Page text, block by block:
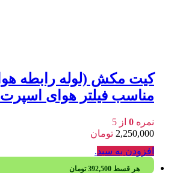
مناسب فیلتر هوای اسپرت
نمره 0 از 5
2,250,000 تومان
افزودن به سبد.
هر قسط 392,500 تومان